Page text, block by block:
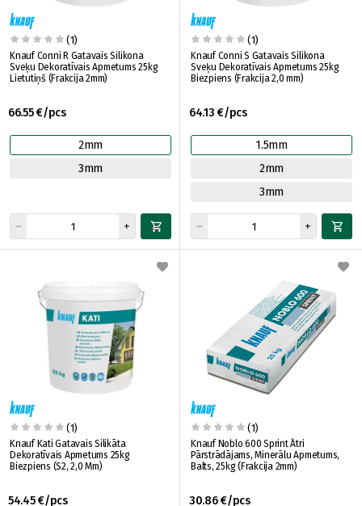
(1)
Knauf Conni R Gatavais Silikona
Sveķu Dekoratīvais Apmetums 25kg
Lietutiņš (Frakcija 2mm)
66.55 €/pcs
2mm
3mm
(1)
Knauf Conni S Gatavais Silikona
Sveķu Dekoratīvais Apmetums 25kg
Biezpiens (Frakcija 2,0 mm)
64.13 €/pcs
1.5mm
2mm
3mm
(1)
Knauf Kati Gatavais Silikāta
Dekoratīvais Apmetums 25kg
Biezpiens (S2, 2,0 Mm)
54.45 €/pcs
(1)
Knauf Noblo 600 Sprint Ātri
Pārstrādājams, Minerālu Apmetums,
Balts, 25kg (Frakcija 2mm)
30.86 €/pcs